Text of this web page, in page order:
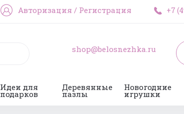
Авторизация / Регистрация +7
shop@belosnezhka.ru
Идеи для
подарков
Деревянные
пазлы
Новогодние
игрушки